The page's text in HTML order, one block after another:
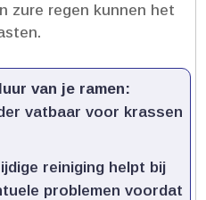
zure regen kunnen het
van je ramen:
vatbaar voor krassen
reiniging helpt bij
problemen voordat